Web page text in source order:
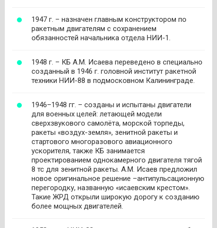
1947 г. – назначен главным конструктором по
ракетным двигателям с сохранением
обязанностей начальника отдела НИИ-1.
1948 г. – КБ А.М. Исаева переведено в специально
созданный в 1946 г. головной институт ракетной
техники НИИ-88 в подмосковном Калининграде.
1946–1948 гг. – созданы и испытаны двигатели
для военных целей: летающей модели
сверхзвукового самолёта, морской торпеды,
ракеты «воздух-земля», зенитной ракеты и
стартового многоразового авиационного
ускорителя, также КБ занимается
проектированием однокамерного двигателя тягой
8 тс для зенитной ракеты. А.М. Исаев предложил
новое оригинальное решение –антипульсационную
перегородку, названную «исаевским крестом».
Такие ЖРД открыли широкую дорогу к созданию
более мощных двигателей.